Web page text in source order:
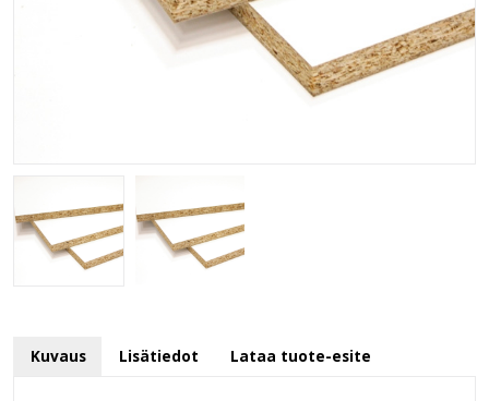
Kuvaus Lisätiedot Lataa tuote-esite